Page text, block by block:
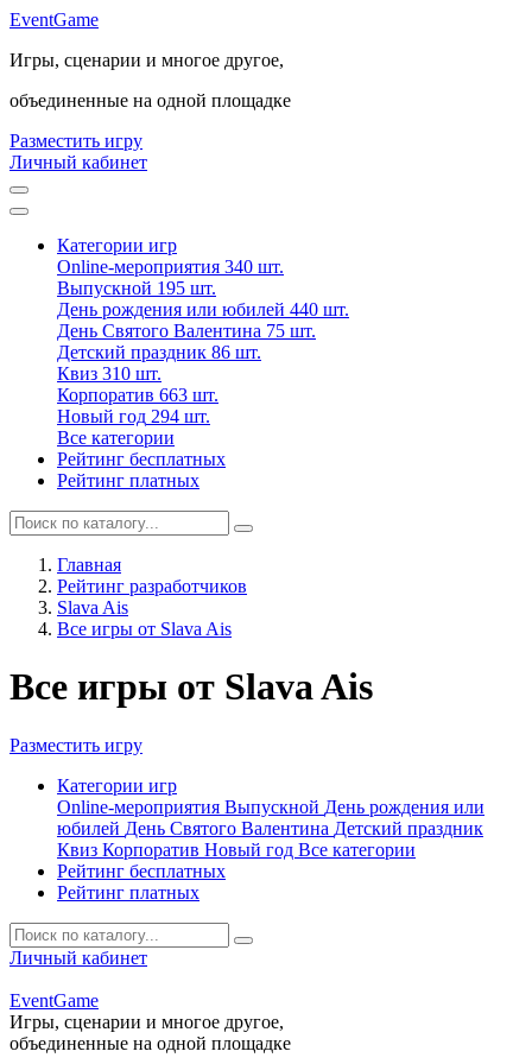
EventGame
Игры, сценарии и многое другое,
объединенные на одной площадке
Разместить игру
Личный кабинет
Категории игр
Online-мероприятия 340 шт.
Выпускной 195 шт.
День рождения или юбилей 440 шт.
День Святого Валентина 75 шт.
Детский праздник 86 шт.
Квиз 310 шт.
Корпоратив 663 шт.
Новый год 294 шт.
Все категории
Рейтинг бесплатных
Рейтинг платных
Главная
Рейтинг разработчиков
Slava Ais
Все игры от Slava Ais
Все игры от Slava Ais
Разместить игру
Категории игр
Online-мероприятия Выпускной День рождения или
юбилей День Святого Валентина Детский праздник
Квиз Корпоратив Новый год Все категории
Рейтинг бесплатных
Рейтинг платных
Личный кабинет
EventGame
Игры, сценарии и многое другое,
объединенные на одной площадке